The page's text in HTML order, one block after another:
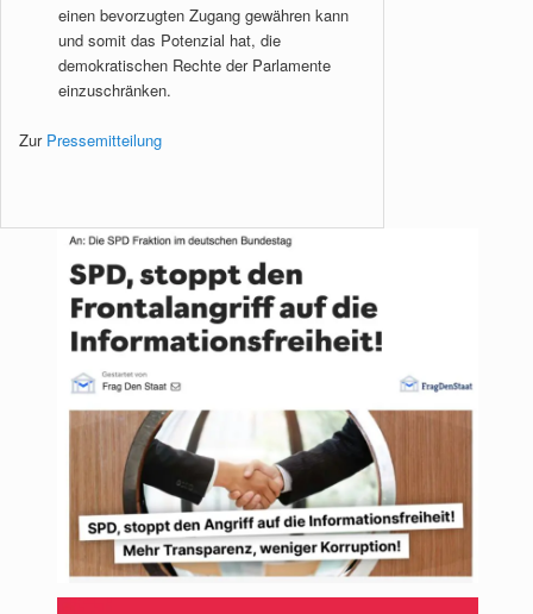
einen bevorzugten Zugang gewähren kann
und somit das Potenzial hat, die
demokratischen Rechte der Parlamente
einzuschränken.
Zur Pressemitteilung